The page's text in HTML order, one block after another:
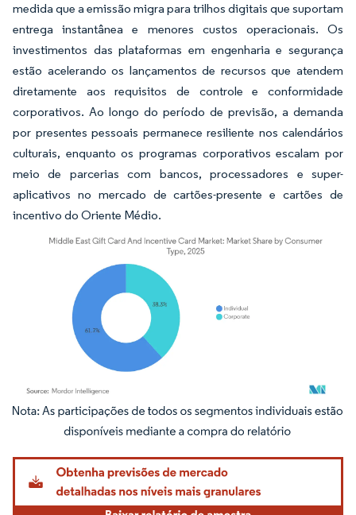
medida que a emissão migra para trilhos digitais que suportam
entrega instantânea e menores custos operacionais. Os
investimentos das plataformas em engenharia e segurança
estão acelerando os lançamentos de recursos que atendem
diretamente aos requisitos de controle e conformidade
corporativos. Ao longo do período de previsão, a demanda
por presentes pessoais permanece resiliente nos calendários
culturais, enquanto os programas corporativos escalam por
meio de parcerias com bancos, processadores e super-
aplicativos no mercado de cartões-presente e cartões de
incentivo do Oriente Médio.
Imagem © Mordor Intelligence. O reuso requer atribuição conforme CC BY 4.0.